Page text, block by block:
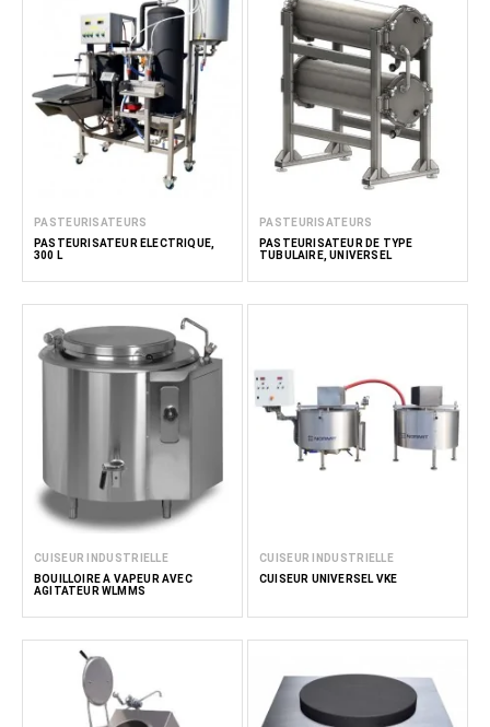
PASTEURISATEURS
PASTEURISATEUR ÉLECTRIQUE,
300 L
PASTEURISATEURS
PASTEURISATEUR DE TYPE
TUBULAIRE, UNIVERSEL
CUISEUR INDUSTRIELLE
BOUILLOIRE À VAPEUR AVEC
AGITATEUR WLMMS
CUISEUR INDUSTRIELLE
CUISEUR UNIVERSEL VKE